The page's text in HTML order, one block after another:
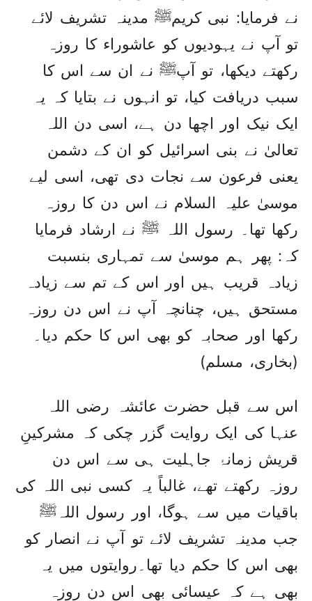
نے فرمایا: نبی کریمﷺ مدینہ تشریف لائے
تو آپ نے یہودیوں کو عاشوراء کا روزہ
رکھتے دیکھا، تو آپﷺ نے ان سے اس کا
سبب دریافت کیا، تو انہوں نے بتایا کہ یہ
ایک نیک اور اچھا دن ہے، اسی دن اللہ
تعالیٰ نے بنی اسرائیل کو ان کے دشمن
یعنی فرعون سے نجات دی تھی، اسی لیے
موسیٰ علیہ السلام نے اس دن کا روزہ
رکھا تھا۔ رسول اللہ ﷺ نے ارشاد فرمایا
کہ: پھر ہم موسیٰ سے تمہاری بنسبت
زیادہ قریب ہیں اور اس کے تم سے زیادہ
مستحق ہیں، چنانچہ آپ نے اس دن روزہ
رکھا اور صحابہ کو بھی اس کا حکم دیا۔
(بخاری، مسلم)
اس سے قبل حضرت عائشہ رضی اللہ
عنہا کی ایک روایت گزر چکی کہ مشرکینِ
قریش زمانۂ جاہلیت ہی سے اس دن
روزہ رکھتے تھے، غالباً یہ کسی نبی اللہ کی
باقیات میں سے ہوگا، اور رسول اللہﷺ
جب مدینہ تشریف لائے تو آپ نے انصار کو
بھی اس کا حکم دیا تھا۔روایتوں میں یہ
بھی ہے کہ عیسائی بھی اس دن روزہ